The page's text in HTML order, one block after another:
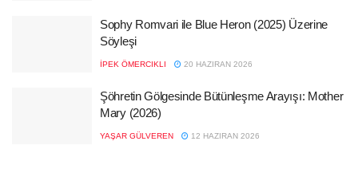
Sophy Romvari ile Blue Heron (2025) Üzerine
Söyleşi
İPEK ÖMERCIKLI 20 HAZIRAN 2026
Şöhretin Gölgesinde Bütünleşme Arayışı: Mother
Mary (2026)
YAŞAR GÜLVEREN 12 HAZIRAN 2026